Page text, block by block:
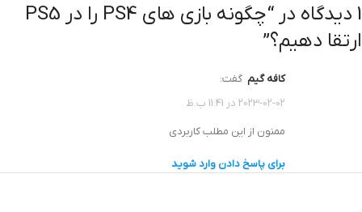
1 دیدگاه در “
چگونه بازی های PS4 را در PS5
ارتقا دهیم؟”
کافه گیم گفت:
2023-02-02 در 11:41 ب.ظ
ممنون از این مطلب کاربردی
برای پاسخ دادن وارد شوید